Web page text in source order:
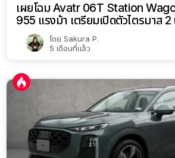
เผยโฉม Avatr 06T Station
955 แรงม้า เตรียมเปิดตัวไตรมาส 2
โดย Sakura P.
5 เดือนที่แล้ว